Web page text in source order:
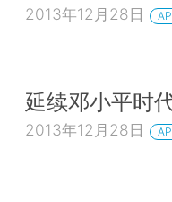
2013年12月28日
延续邓小平时
2013年12月28日